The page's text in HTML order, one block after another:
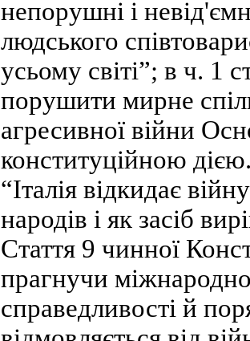
непорушні і
людського
усьому світі”; в ч. 1
порушити мирне
агресивної війни
конституційною дією.
“Італія відкидає
народів і як засіб
Стаття 9 чинної
прагнучи
справедливості й